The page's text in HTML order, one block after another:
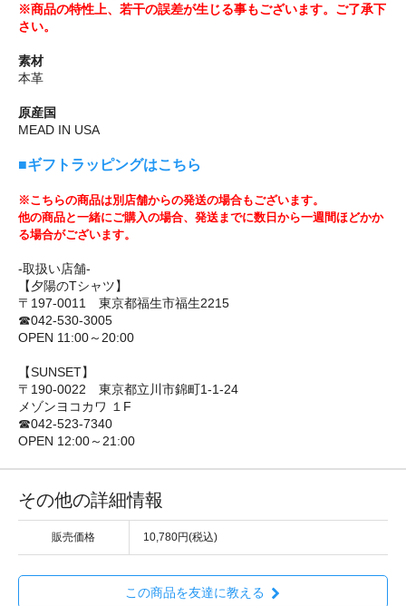
※商品の特性上、若干の誤差が生じる事もございます。ご了承下
さい。
素材
本革
原産国
MEAD IN USA
■ギフトラッピングはこちら
※こちらの商品は別店舗からの発送の場合もございます。
他の商品と一緒にご購入の場合、発送までに数日から一週間ほどかか
る場合がございます。
-取扱い店舗-
【夕陽のTシャツ】
〒197-0011 東京都福生市福生2215
☎042-530-3005
OPEN 11:00～20:00
【SUNSET】
〒190-0022 東京都立川市錦町1-1-24
メゾンヨコカワ １F
☎042-523-7340
OPEN 12:00～21:00
その他の詳細情報
販売価格 10,780円(税込)
この商品を友達に教える